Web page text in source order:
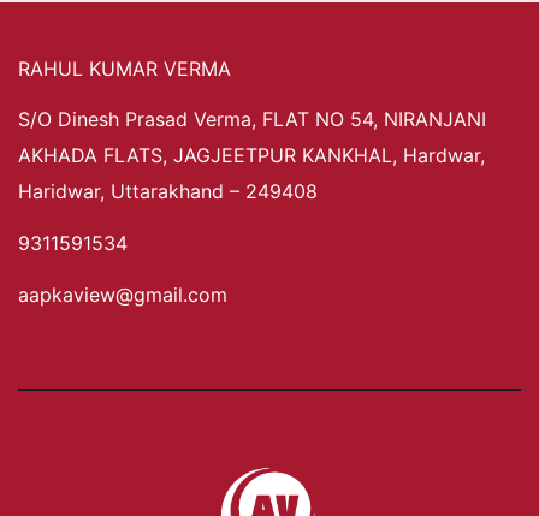
RAHUL KUMAR VERMA
S/O Dinesh Prasad Verma, FLAT NO 54, NIRANJANI
AKHADA FLATS, JAGJEETPUR KANKHAL, Hardwar,
Haridwar, Uttarakhand – 249408
9311591534
aapkaview@gmail.com